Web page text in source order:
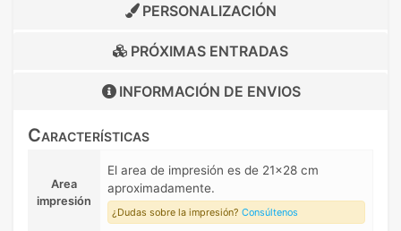
PERSONALIZACIÓN
PRÓXIMAS ENTRADAS
INFORMACIÓN DE ENVIOS
Características
Area
impresión
El area de impresión es de 21x28 cm
aproximadamente.
¿Dudas sobre la impresión? Consúltenos